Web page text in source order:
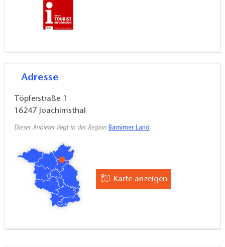
Adresse
Töpferstraße 1
16247
Joachimsthal
Dieser Anbieter liegt in der Region Barnimer Land
Karte anzeigen